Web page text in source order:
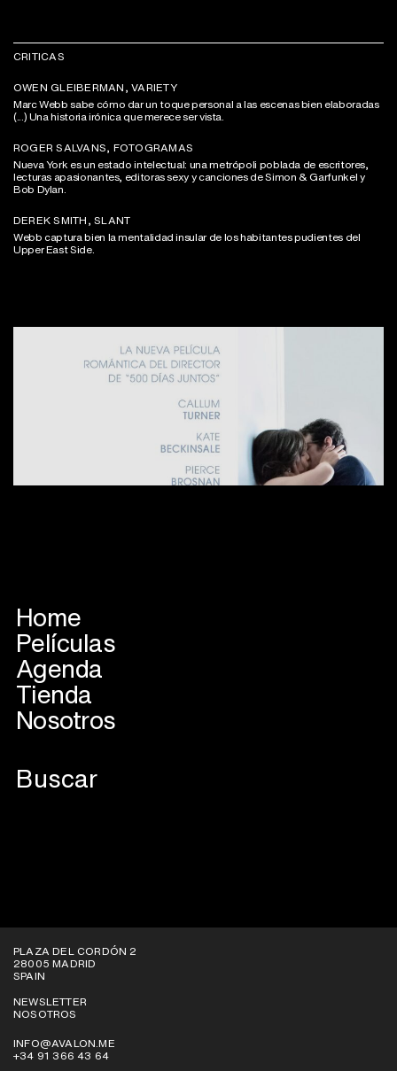
Home
Películas
Agenda
Tienda
Nosotros
CRITICAS
OWEN GLEIBERMAN, VARIETY
Marc Webb sabe cómo dar un toque personal a las escenas bien elaboradas
(...) Una historia irónica que merece ser vista.
ROGER SALVANS, FOTOGRAMAS
Nueva York es un estado intelectual: una metrópoli poblada de escritores,
lecturas apasionantes, editoras sexy y canciones de Simon & Garfunkel y
Bob Dylan.
DEREK SMITH, SLANT
Webb captura bien la mentalidad insular de los habitantes pudientes del
Upper East Side.
PLAZA DEL CORDÓN 2
28005 MADRID
SPAIN
NEWSLETTER
NOSOTROS
INFO@AVALON.ME
+34 91 366 43 64